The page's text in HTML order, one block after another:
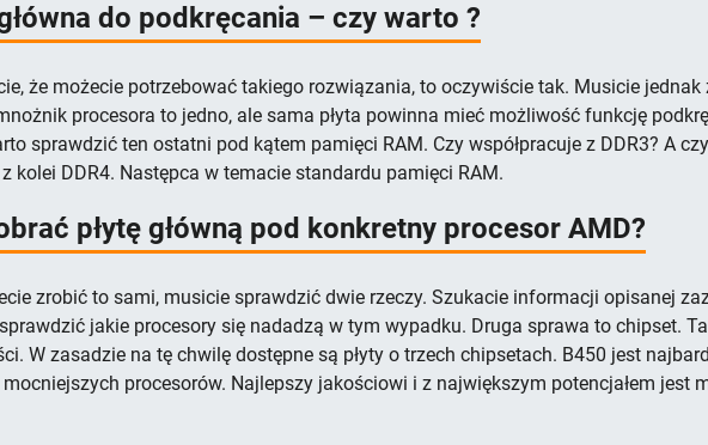
do podkręcania – czy warto ?
że możecie potrzebować takiego rozwiązania, to oczywiście tak. Musicie
procesora to jedno, ale sama płyta powinna mieć możliwość funkcję
sprawdzić ten ostatni pod kątem pamięci RAM. Czy współpracuje z DDR3? A
kolei DDR4. Następca w temacie standardu pamięci RAM.
płytę główną pod konkretny procesor AMD?
zrobić to sami, musicie sprawdzić dwie rzeczy. Szukacie informacji opisanej
jakie procesory się nadadzą w tym wypadku. Druga sprawa to chipset.
W zasadzie na tę chwilę dostępne są płyty o trzech chipsetach. B450 jest
mocniejszych procesorów. Najlepszy jakościowi i z największym potencjałem jest